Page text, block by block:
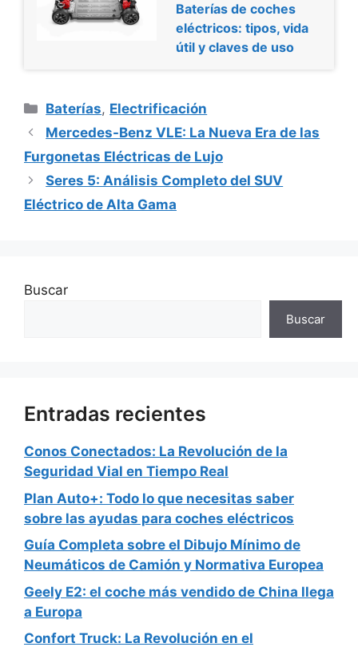
Baterías de coches
eléctricos: tipos, vida
útil y claves de uso
Categorías
Baterías, Electrificación
Mercedes-Benz VLE: La Nueva Era de las
Furgonetas Eléctricas de Lujo
Seres 5: Análisis Completo del SUV
Eléctrico de Alta Gama
Buscar
Buscar
Entradas recientes
Conos Conectados: La Revolución de la
Seguridad Vial en Tiempo Real
Plan Auto+: Todo lo que necesitas saber
sobre las ayudas para coches eléctricos
Guía Completa sobre el Dibujo Mínimo de
Neumáticos de Camión y Normativa Europea
Geely E2: el coche más vendido de China llega
a Europa
Confort Truck: La Revolución en el